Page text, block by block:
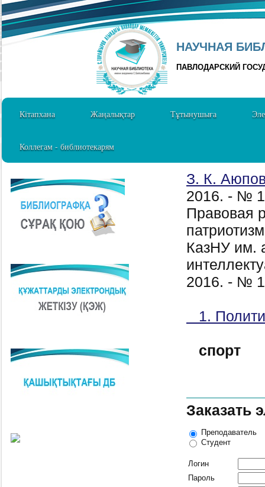
НАУЧНАЯ
ПАВЛОДАРСКИЙ
Кітапхана Жаңалықтар Тұтынушыға
Коллегам - библиотекарям
З. К.
2016. - №
Правовая
КазНУ им.
2016. - № 1
1.
спорт
Заказать
Преподаватель
Студент
Логин
Пароль